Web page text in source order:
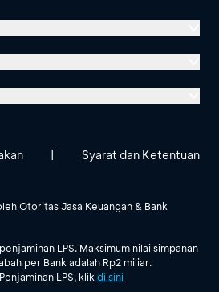
Otoritas Jasa Keuangan & Bank
LPS. Maksimum nilai simpanan
per Bank adalah Rp2 miliar.
LPS, klik di sini
| Syarat dan Ketentuan